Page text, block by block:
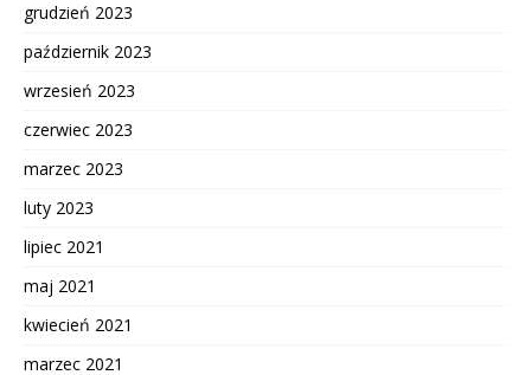
grudzień 2023
październik 2023
wrzesień 2023
czerwiec 2023
marzec 2023
luty 2023
lipiec 2021
maj 2021
kwiecień 2021
marzec 2021